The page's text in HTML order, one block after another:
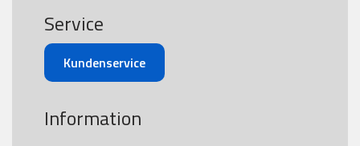
Service
Kundenservice
Information